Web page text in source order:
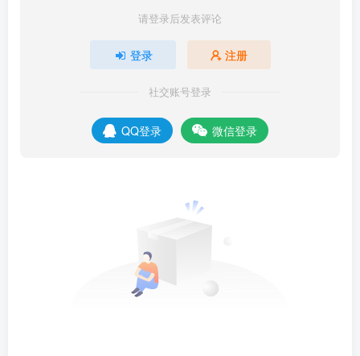
请登录后发表评论
登录 注册
社交账号登录
QQ登录 微信登录